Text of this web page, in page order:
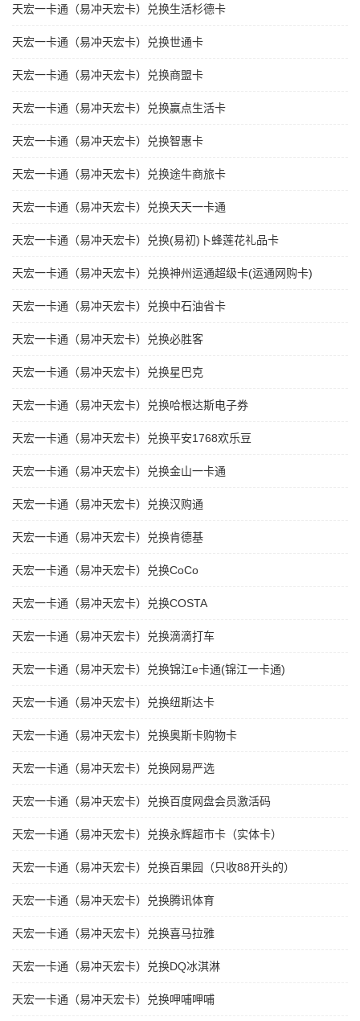
天宏一卡通（易冲天宏卡）兑换生活杉德卡
天宏一卡通（易冲天宏卡）兑换世通卡
天宏一卡通（易冲天宏卡）兑换商盟卡
天宏一卡通（易冲天宏卡）兑换赢点生活卡
天宏一卡通（易冲天宏卡）兑换智惠卡
天宏一卡通（易冲天宏卡）兑换途牛商旅卡
天宏一卡通（易冲天宏卡）兑换天天一卡通
天宏一卡通（易冲天宏卡）兑换(易初)卜蜂莲花礼品卡
天宏一卡通（易冲天宏卡）兑换神州运通超级卡(运通网购卡)
天宏一卡通（易冲天宏卡）兑换中石油省卡
天宏一卡通（易冲天宏卡）兑换必胜客
天宏一卡通（易冲天宏卡）兑换星巴克
天宏一卡通（易冲天宏卡）兑换哈根达斯电子券
天宏一卡通（易冲天宏卡）兑换平安1768欢乐豆
天宏一卡通（易冲天宏卡）兑换金山一卡通
天宏一卡通（易冲天宏卡）兑换汉购通
天宏一卡通（易冲天宏卡）兑换肯德基
天宏一卡通（易冲天宏卡）兑换CoCo
天宏一卡通（易冲天宏卡）兑换COSTA
天宏一卡通（易冲天宏卡）兑换滴滴打车
天宏一卡通（易冲天宏卡）兑换锦江e卡通(锦江一卡通)
天宏一卡通（易冲天宏卡）兑换纽斯达卡
天宏一卡通（易冲天宏卡）兑换奥斯卡购物卡
天宏一卡通（易冲天宏卡）兑换网易严选
天宏一卡通（易冲天宏卡）兑换百度网盘会员激活码
天宏一卡通（易冲天宏卡）兑换永辉超市卡（实体卡）
天宏一卡通（易冲天宏卡）兑换百果园（只收88开头的）
天宏一卡通（易冲天宏卡）兑换腾讯体育
天宏一卡通（易冲天宏卡）兑换喜马拉雅
天宏一卡通（易冲天宏卡）兑换DQ冰淇淋
天宏一卡通（易冲天宏卡）兑换呷哺呷哺